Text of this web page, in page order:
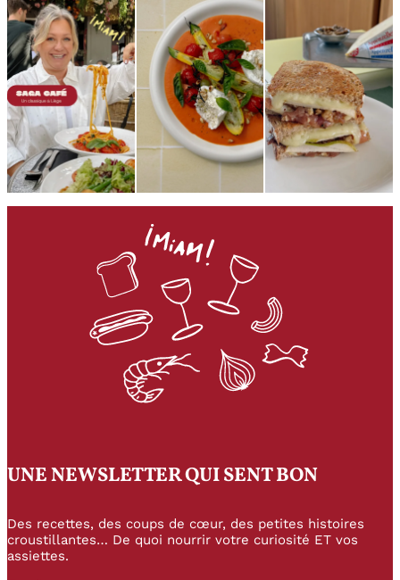
UNE NEWSLETTER QUI SENT BON
Des recettes, des coups de cœur, des petites histoires
croustillantes… De quoi nourrir votre curiosité ET vos
assiettes.